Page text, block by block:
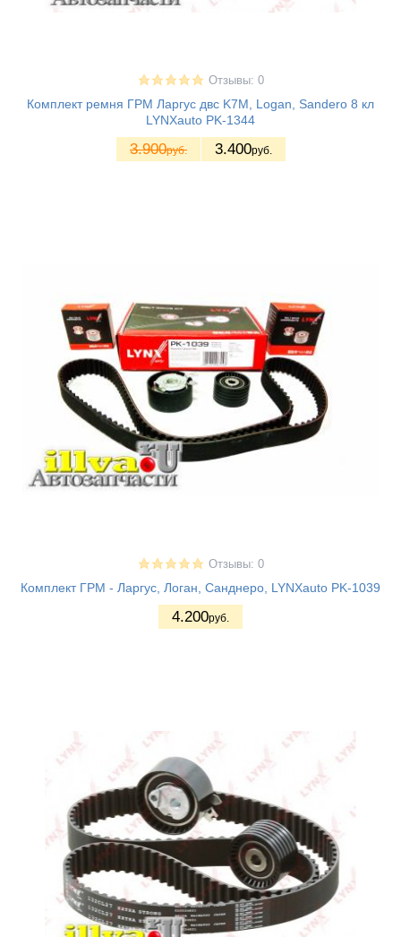
Отзывы: 0
Комплект ремня ГРМ Ларгус двс K7M, Logan, Sandero 8 кл
LYNXauto PK-1344
3.900руб. 3.400руб.
Отзывы: 0
Комплект ГРМ - Ларгус, Логан, Санднеро, LYNXauto PK-1039
4.200руб.